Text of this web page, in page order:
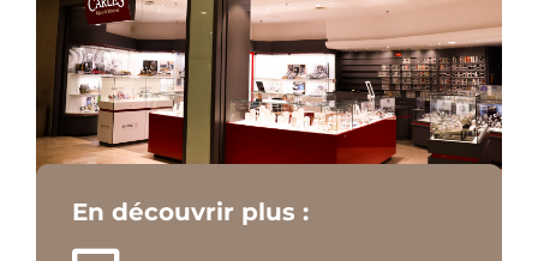
En découvrir plus :